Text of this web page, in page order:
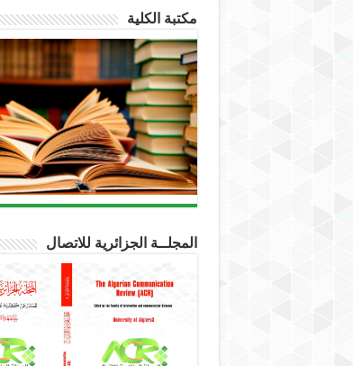
مكتبة الكلية
المجلــة الجزائرية للاتصال